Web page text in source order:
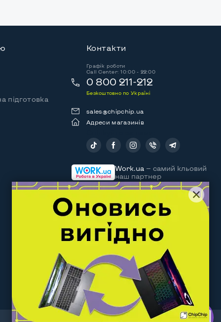
підготовка
Контакти
Графік роботи
Call Center: 10:00 - 22:00
0 800 211-212
Безкоштовно по Україні
sales@chipchip.ua
Адреси магазинів
Work.ua — самий кльовий
наш партнер